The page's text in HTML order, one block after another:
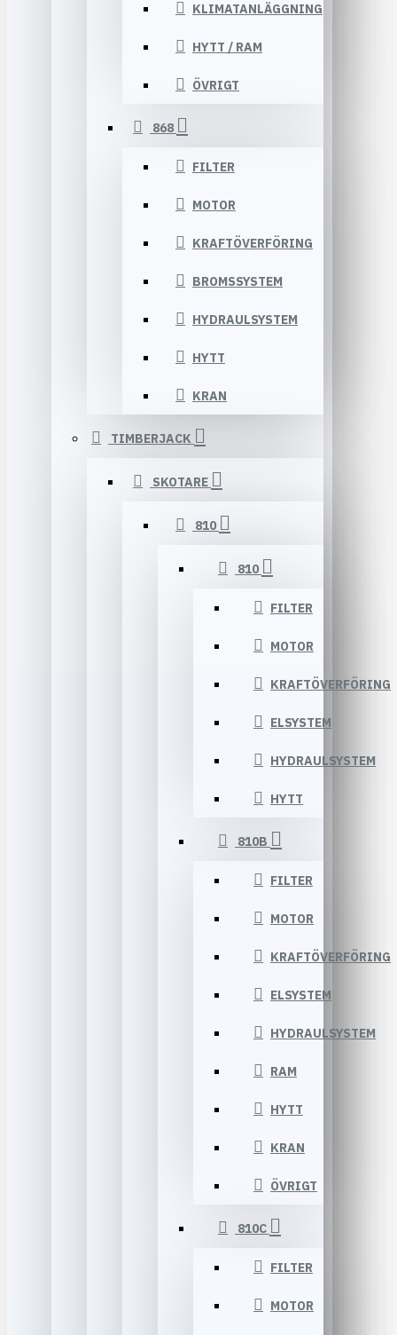
KLIMATANLÄGGNING
HYTT / RAM
ÖVRIGT
868
FILTER
MOTOR
KRAFTÖVERFÖRING
BROMSSYSTEM
HYDRAULSYSTEM
HYTT
KRAN
TIMBERJACK
SKOTARE
810
810
FILTER
MOTOR
KRAFTÖVERFÖRING
ELSYSTEM
HYDRAULSYSTEM
HYTT
810B
FILTER
MOTOR
KRAFTÖVERFÖRING
ELSYSTEM
HYDRAULSYSTEM
RAM
HYTT
KRAN
ÖVRIGT
810C
FILTER
MOTOR